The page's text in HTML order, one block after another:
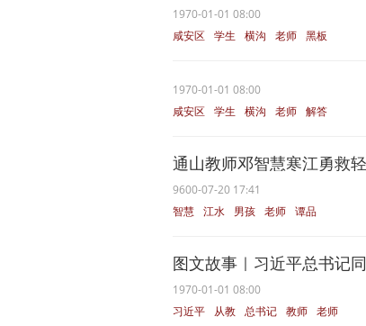
1970-01-01 08:00
咸安区 学生 横沟 老师 黑板
1970-01-01 08:00
咸安区 学生 横沟 老师 解答
通山教师邓智慧寒江勇救
9600-07-20 17:41
智慧 江水 男孩 老师 谭品
图文故事｜习近平总书记
1970-01-01 08:00
习近平
从教 总书记 教师 老师